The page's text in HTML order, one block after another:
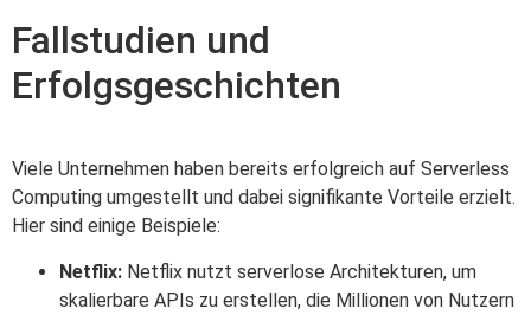
Fallstudien und
Erfolgsgeschichten
Viele Unternehmen haben bereits erfolgreich auf Serverless
Computing umgestellt und dabei signifikante Vorteile erzielt.
Hier sind einige Beispiele:
Netflix: Netflix nutzt serverlose Architekturen, um
skalierbare APIs zu erstellen, die Millionen von Nutzern